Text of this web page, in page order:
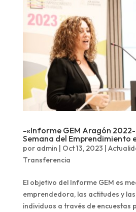
-«Informe GEM Aragón
Semana del Emprendimiento
por admin | Oct 13, 2023 |
Transferencia
El objetivo del Informe GEM es
emprendedora, las actitudes y
individuos a través de encuestas